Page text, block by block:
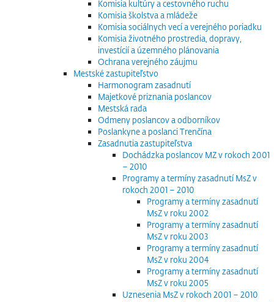
Komisia kultúry a cestovného ruchu
Komisia školstva a mládeže
Komisia sociálnych vecí a verejného poriadku
Komisia životného prostredia, dopravy,
investícií a územného plánovania
Ochrana verejného záujmu
Mestské zastupiteľstvo
Harmonogram zasadnutí
Majetkové priznania poslancov
Mestská rada
Odmeny poslancov a odborníkov
Poslankyne a poslanci Trenčína
Zasadnutia zastupiteľstva
Dochádzka poslancov MZ v rokoch 2001
– 2010
Programy a termíny zasadnutí MsZ v
rokoch 2001 – 2010
Programy a termíny zasadnutí
MsZ v roku 2002
Programy a termíny zasadnutí
MsZ v roku 2003
Programy a termíny zasadnutí
MsZ v roku 2004
Programy a termíny zasadnutí
MsZ v roku 2005
Uznesenia MsZ v rokoch 2001 – 2010